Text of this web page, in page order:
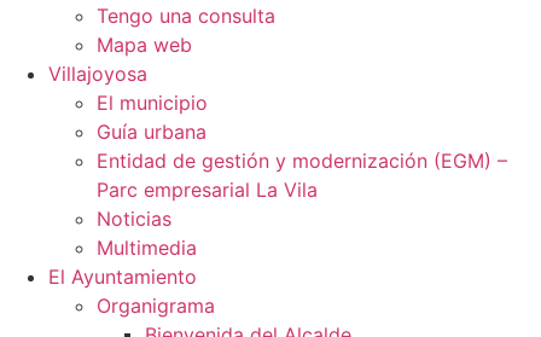
Tengo una consulta
Mapa web
Villajoyosa
El municipio
Guía urbana
Entidad de gestión y modernización (EGM) –
Parc empresarial La Vila
Noticias
Multimedia
El Ayuntamiento
Organigrama